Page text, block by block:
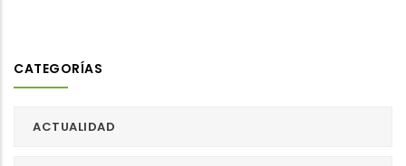
CATEGORÍAS
ACTUALIDAD